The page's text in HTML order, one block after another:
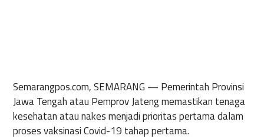
Semarangpos.com, SEMARANG — Pemerintah Provinsi
Jawa Tengah atau Pemprov Jateng memastikan tenaga
kesehatan atau nakes menjadi prioritas pertama dalam
proses vaksinasi Covid-19 tahap pertama.